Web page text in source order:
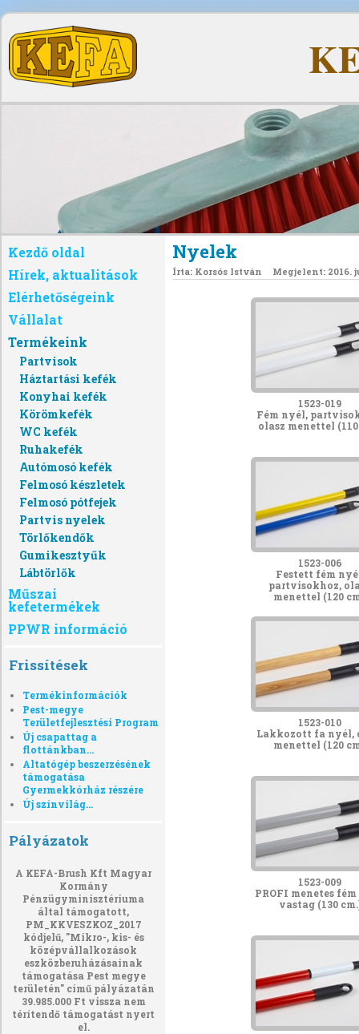
Kezdő oldal
Hírek, aktualitások
Elérhetőségeink
Vállalat
Termékeink
Partvisok
Háztartási kefék
Konyhai kefék
Körömkefék
WC kefék
Ruhakefék
Autómosó kefék
Felmosó készletek
Felmosó pótfejek
Partvis nyelek
Törlőkendők
Gumikesztyűk
Lábtörlők
Műszai
kefetermékek
PPWR információ
Frissítések
Termékinformációk
Pest-megye
Területfejlesztési Program
Új csapattag a
flottánkban...
Altatógép beszerzésének
támogatása
Gyermekkórház részére
Új színvilág...
Pályázatok
A KEFA-Brush Kft Magyar
Kormány
Pénzügyminisztériuma
által támogatott,
PM_KKVESZKOZ_2017
kódjelű, "Mikro-, kis- és
középvállalkozások
eszközberuházásainak
támogatása Pest megye
területén" című pályázatán
39.985.000 Ft vissza nem
térítendő támogatást nyert
el.
Nyelek
Írta: Korsós István Megjelent: 2016.
1523-019
Fém nyél,
olasz menettel (110
1523-006
Festett fém
partvisokhoz,
menettel (120
1523-010
Lakkozott fa nyél,
menettel (120
1523-009
PROFI menetes
vastag (130